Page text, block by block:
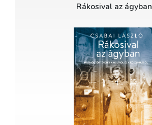
Rákosival az ágyban